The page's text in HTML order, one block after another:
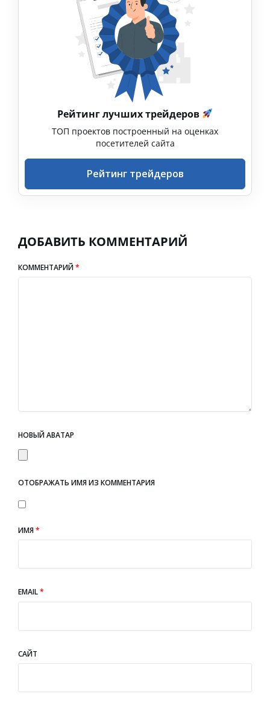
Рейтинг лучших трейдеров
ТОП проектов построенный на оценках
посетителей сайта
Рейтинг трейдеров
ДОБАВИТЬ КОММЕНТАРИЙ
КОММЕНТАРИЙ*
НОВЫЙ АВАТАР
ОТОБРАЖАТЬ ИМЯ ИЗ КОММЕНТАРИЯ
ИМЯ*
EMAIL*
САЙТ